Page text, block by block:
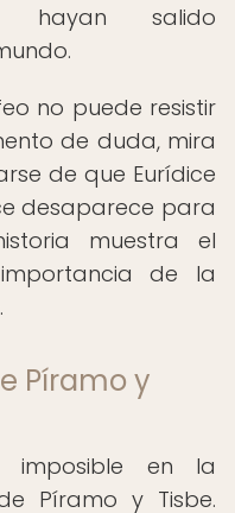
hayan salido
no puede resistir
de duda, mira
de que Eurídice
desaparece para
muestra el
de la
Píramo y
imposible en la
Píramo y Tisbe.